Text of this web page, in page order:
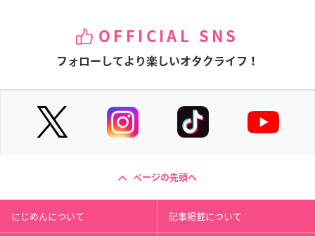
OFFICIAL SNS
フォローしてより楽しいオタクライフ！
ページの先頭へ
にじめんについて 記事掲載について